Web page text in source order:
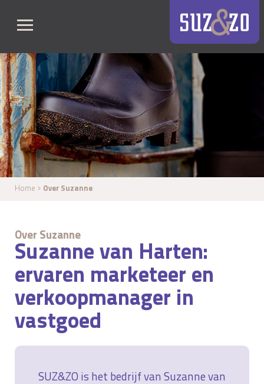
Home > Over Suzanne
Over Suzanne
Suzanne van Harten:
ervaren marketeer en
verkoopmanager in
vastgoed
SUZ&ZO is het bedrijf van Suzanne van